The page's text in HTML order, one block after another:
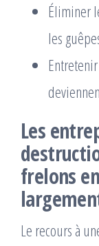
Éliminer
les
Les
frelons
Le recours à